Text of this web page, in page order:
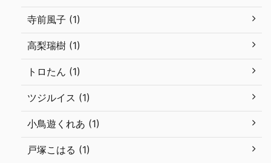
寺前風子 (1)
高梨瑞樹 (1)
トロたん (1)
ツジルイス (1)
小鳥遊くれあ (1)
戸塚こはる (1)